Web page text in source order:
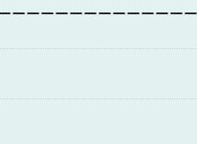
ーーーーーーーーーーーー